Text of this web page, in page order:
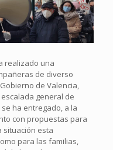
realizado una
de diverso
de Valencia,
general de
ha entregado, a la
con propuestas para
situación esta
para las familias,